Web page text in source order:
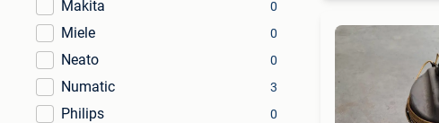
Makita 0
Miele 0
Neato 0
Numatic 3
Philips 0